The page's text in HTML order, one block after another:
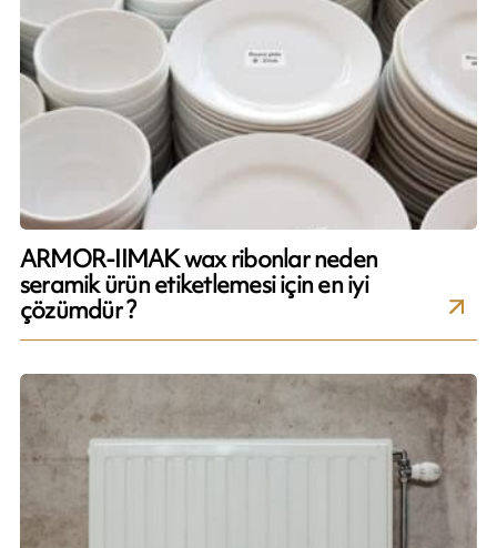
ARMOR-IIMAK wax ribonlar neden
seramik ürün etiketlemesi için en iyi
çözümdür ?